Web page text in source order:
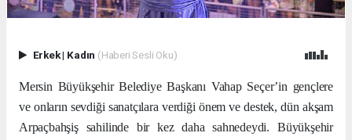
Erkek| Kadın (Haberi Sesli Oku)
Mersin Büyükşehir Belediye Başkanı Vahap Seçer’in gençlere
ve onların sevdiği sanatçılara verdiği önem ve destek, dün akşam
Arpaçbahşiş sahilinde bir kez daha sahnedeydi. Büyükşehir